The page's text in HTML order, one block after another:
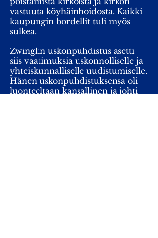
vastuuta köyhäinhoidosta. Kaikki
kaupungin bordellit tuli myös
sulkea.
Zwinglin uskonpuhdistus asetti
siis vaatimuksia uskonnolliselle ja
yhteiskunnalliselle uudistumiselle.
Hänen uskonpuhdistuksensa oli
luonteeltaan kansallinen ja johti